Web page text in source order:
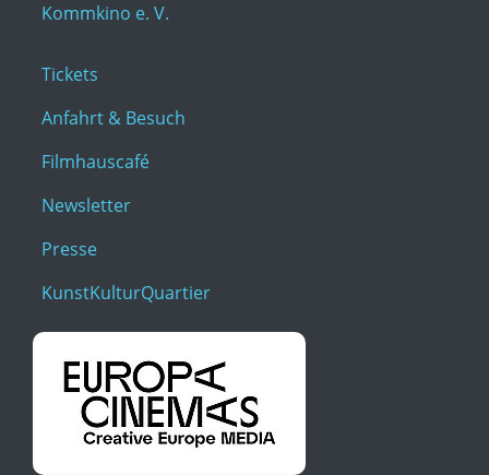
Kommkino e. V.
Tickets
Anfahrt & Besuch
Filmhauscafé
Newsletter
Presse
KunstKulturQuartier